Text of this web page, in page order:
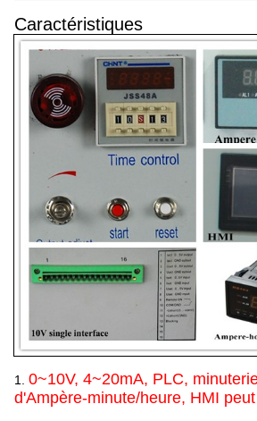
Caractéristiques
1. 0~10V, 4~20mA, PLC,
d'Ampère-minute/heure, HMI